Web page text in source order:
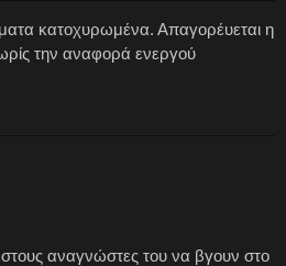
κατοχυρωμένα. Απαγορέυεται η
την αναφορά ενεργού
στους αναγνώστες του να βγουν στο